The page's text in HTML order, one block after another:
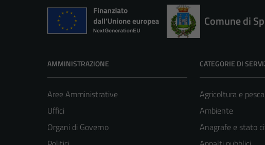
Comune di
AMMINISTRAZIONE
Aree Amministrative
Uffici
Organi di Governo
CATEGORIE DI
Agricoltura e pesca
Ambiente
Anagrafe e stato